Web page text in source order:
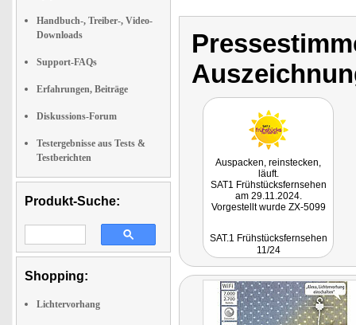
Handbuch-, Treiber-, Video-
Downloads
Support-FAQs
Erfahrungen, Beiträge
Diskussions-Forum
Testergebnisse aus Tests &
Testberichten
Produkt-Suche:
Shopping:
Lichtervorhang
Auspacken, reinstecken,
läuft.
SAT1 Frühstücksfernsehen
am 29.11.2024.
Vorgestellt wurde ZX-5099
SAT.1 Frühstücksfernsehen
11/24